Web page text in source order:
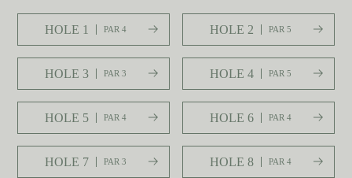
HOLE 1 PAR 4 HOLE 2 PAR 5
HOLE 3 PAR 3 HOLE 4 PAR 5
HOLE 5 PAR 4 HOLE 6 PAR 4
HOLE 7 PAR 3 HOLE 8 PAR 4